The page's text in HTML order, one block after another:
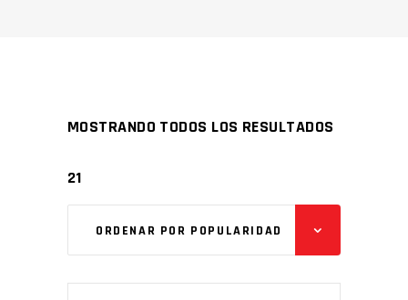
MOSTRANDO TODOS LOS RESULTADOS
21
ORDENAR POR POPULARIDAD